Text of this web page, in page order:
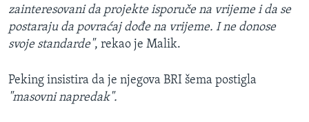
zainteresovani da projekte isporuče na vrijeme i da se
postaraju da povraćaj dođe na vrijeme. I ne donose
svoje standarde", rekao je Malik.
Peking insistira da je njegova BRI šema postigla
"masovni napredak".